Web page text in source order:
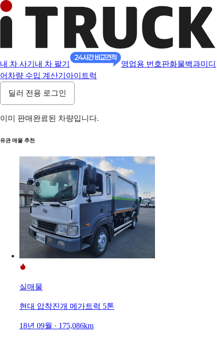
내 차 사기 내 차 팔기 영업용 번호판화물백과미디
어 차량 수입 계산기 아이트럭
딜러 전용 로그인
이미 판매완료된 차량입니다.
유관 매물 추천
실매물
현대 압착진개 메가트럭 5톤
18년 09월 · 175,086km